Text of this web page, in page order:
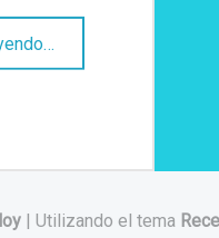
…
| Utilizando el tema